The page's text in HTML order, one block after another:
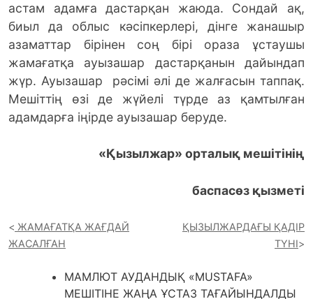
астам адамға дастарқан жаюда. Сондай ақ,
биыл да облыс кәсіпкерлері, дінге жанашыр
азаматтар бірінен соң бірі ораза ұстаушы
жамағатқа ауызашар дастарқанын дайындап
жүр. Ауызашар рәсімі әлі де жалғасын таппақ.
Мешіттің өзі де жүйелі түрде аз қамтылған
адамдарға іңірде ауызашар беруде.
«Қызылжар» орталық мешітінің
баспасөз қызметі
ЖАМАҒАТҚА ЖАҒДАЙ
ЖАСАЛҒАН
ҚЫЗЫЛЖАРДАҒЫ ҚАДІР
ТҮНІ
МАМЛЮТ АУДАНДЫҚ «MUSTAFA»
МЕШІТІНЕ ЖАҢА ҰСТАЗ ТАҒАЙЫНДАЛДЫ